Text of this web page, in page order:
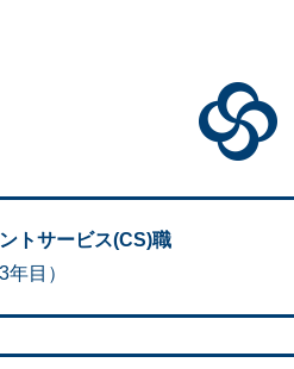
トサービス(CS)職
年目）